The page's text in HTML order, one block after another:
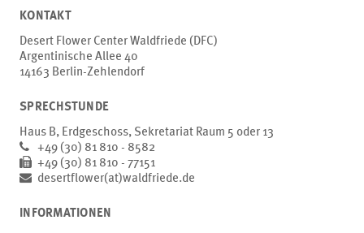
KONTAKT
Desert Flower Center Waldfriede (DFC)
Argentinische Allee 40
14163 Berlin-Zehlendorf
SPRECHSTUNDE
Haus B, Erdgeschoss, Sekretariat Raum 5 oder 13
+49 (30) 81 810 - 8582
+49 (30) 81 810 - 77151
desertflower(at)waldfriede.de
INFORMATIONEN